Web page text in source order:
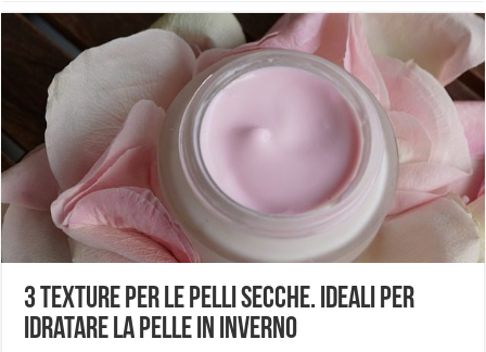
3 texture per le pelli secche. Ideali per
idratare la pelle in inverno